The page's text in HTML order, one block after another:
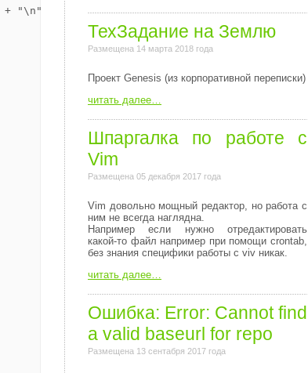
"\n";
ТехЗадание на Землю
Размещена 14 марта 2018 года
Пpоект Genesis (из коpпоpативной пеpеписки)
читать далее…
Шпаргалка по работе с
Vim
Размещена 05 декабря 2017 года
Vim довольно мощный редактор, но работа с
ним не всегда наглядна.
Например если нужно отредактировать
какой-то файл например при помощи crontab,
без знания специфики работы с viv никак.
читать далее…
Ошибка: Error: Cannot find
a valid baseurl for repo
Размещена 13 сентабря 2017 года